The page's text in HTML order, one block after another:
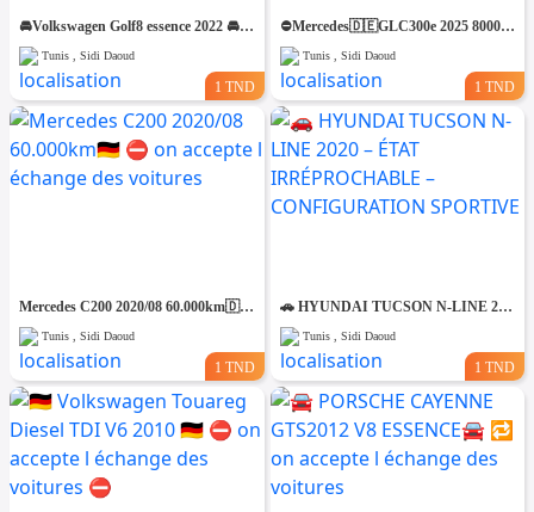
🚘Volkswagen Golf8 essence 2022 🚘 🔁 on accepte l échange des voitures
Tunis , Sidi Daoud
1 TND
⛔️Mercedes🇩🇪GLC300e 2025 8000km 4matic⛔️ 🔁 on accepte l échange des voitures
Tunis , Sidi Daoud
1 TND
Mercedes C200 2020/08 60.000km🇩🇪 ⛔️ on accepte l échange des voitures
Tunis , Sidi Daoud
1 TND
🚗 HYUNDAI TUCSON N-LINE 2020 – ÉTAT IRRÉPROCHABLE – CONFIGURATION SPORTIVE
Tunis , Sidi Daoud
1 TND